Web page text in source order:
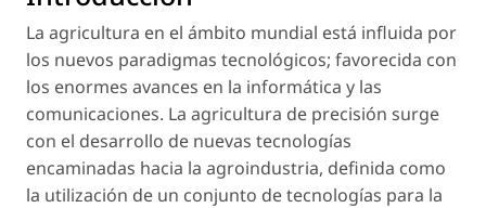
La agricultura en el ámbito mundial está influida por
los nuevos paradigmas tecnológicos; favorecida con
los enormes avances en la informática y las
comunicaciones. La agricultura de precisión surge
con el desarrollo de nuevas tecnologías
encaminadas hacia la agroindustria, definida como
la utilización de un conjunto de tecnologías para la